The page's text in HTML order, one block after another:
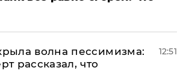
волна пессимизма:
рассказал, что
12:51